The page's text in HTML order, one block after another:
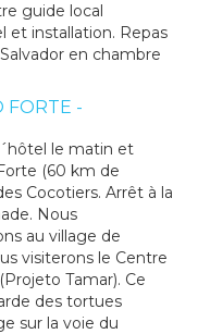
guide local
et installation. Repas
en chambre
FORTE -
le matin et
(60 km de
Cocotiers. Arrêt à la
Nous
au village de
visiterons le Centre
Tamar). Ce
des tortues
sur la voie du